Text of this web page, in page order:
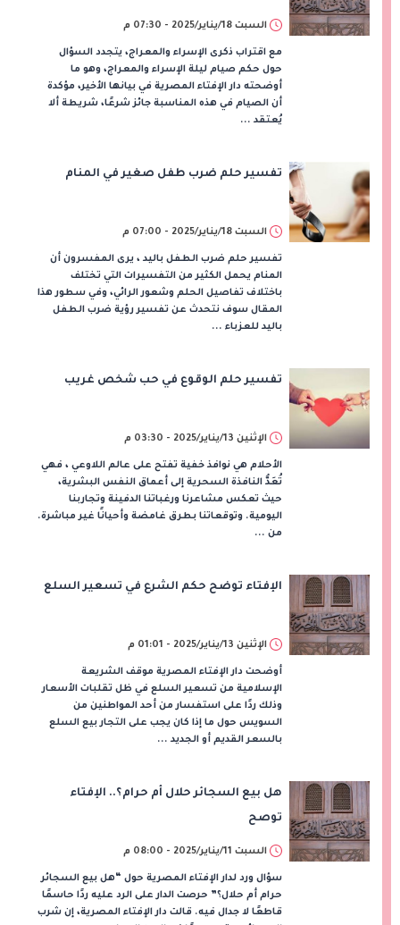
السبت 18/يناير/2025 - 07:30 م
مع اقتراب ذكرى الإسراء والمعراج، يتجدد السؤال
حول حكم صيام ليلة الإسراء والمعراج، وهو ما
أوضحته دار الإفتاء المصرية في بيانها الأخير، مؤكدة
أن الصيام في هذه المناسبة جائز شرعًا، شريطة ألا
يُعتقد ...
تفسير حلم ضرب طفل صغير في المنام
السبت 18/يناير/2025 - 07:00 م
تفسير حلم ضرب الطفل باليد ، يرى المفسرون أن
المنام يحمل الكثير من التفسيرات التي تختلف
باختلاف تفاصيل الحلم وشعور الرائي، وفي سطور هذا
المقال سوف نتحدث عن تفسير رؤية ضرب الطفل
باليد للعزباء ...
تفسير حلم الوقوع في حب شخص غريب
الإثنين 13/يناير/2025 - 03:30 م
الأحلام هي نوافذ خفية تفتح على عالم اللاوعي ، فهي
تُعَدُّ النافذة السحرية إلى أعماق النفس البشرية،
حيث تعكس مشاعرنا ورغباتنا الدفينة وتجاربنا
اليومية. وتوقعاتنا بطرق غامضة وأحيانًا غير مباشرة.
من ...
الإفتاء توضح حكم الشرع في تسعير السلع
الإثنين 13/يناير/2025 - 01:01 م
أوضحت دار الإفتاء المصرية موقف الشريعة
الإسلامية من تسعير السلع في ظل تقلبات الأسعار
وذلك ردًا على استفسار من أحد المواطنين من
السويس حول ما إذا كان يجب على التجار بيع السلع
بالسعر القديم أو الجديد ...
هل بيع السجائر حلال أم حرام؟.. الإفتاء
توصح
السبت 11/يناير/2025 - 08:00 م
سؤال ورد لدار الإفتاء المصرية حول “هل بيع السجائر
حرام أم حلال؟” حرصت الدار على الرد عليه ردًا حاسمًا
قاطعًا لا جدال فيه. قالت دار الإفتاء المصرية، إن شرب